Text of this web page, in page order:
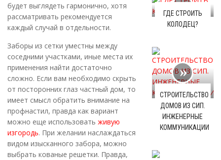
будет выглядеть гармонично, хотя
рассматривать рекомендуется
каждый случай в отдельности.
Заборы из сетки уместны между
соседними участками, иные места их
применения найти достаточно
сложно. Если вам необходимо скрыть
от посторонних глаз частный дом, то
имеет смысл обратить внимание на
профнастил, правда как вариант
можно еще использовать живую
изгородь. При желании наслаждаться
видом изысканного забора, можно
выбрать кованые решетки. Правда,
ГДЕ СТРОИТЬ
КОЛОДЕЦ?
СТРОИТЕЛЬСТВО
ДОМОВ ИЗ СИП.
ИНЖЕНЕРНЫЕ
КОММУНИКАЦИИ